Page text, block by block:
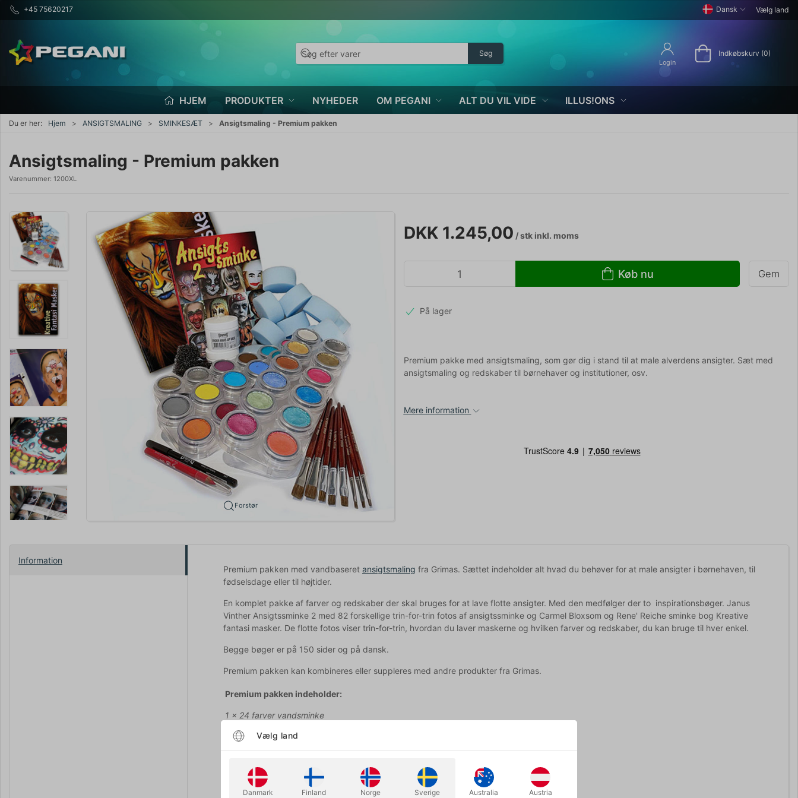
+45 75620217 Dansk Vælg land
Søg
Login
Indkøbskurv (0)
HJEM PRODUKTER NYHEDER OM PEGANI ALT DU VIL VIDE ILLUS!ONS
Du er her: Hjem ANSIGTSMALING SMINKESÆT Ansigtsmaling - Premium pakken
Ansigtsmaling - Premium pakken
Varenummer: 1200XL
Forstør
DKK 1.245,00 / stkinkl. moms
Køb nu Gem
På lager
Premium pakke med ansigtsmaling, som gør dig i stand til at male alverdens ansigter. Sæt med
ansigtsmaling og redskaber til børnehaver og institutioner, osv.
Mere information
Information
Premium pakken med vandbaseret ansigtsmaling fra Grimas. Sættet indeholder alt hvad du behøver for at male ansigter i børnehaven, til
fødselsdage eller til højtider.
En komplet pakke af farver og redskaber der skal bruges for at lave flotte ansigter. Med den medfølger der to inspirationsbøger. Janus
Vinther Ansigtssminke 2 med 82 forskellige trin-for-trin fotos af ansigtssminke og Carmel Bloxsom og Rene' Reiche sminke bog Kreative
fantasi masker. De flotte fotos viser trin-for-trin, hvordan du laver maskerne og hvilken farver og redskaber, du kan bruge til hver enkel.
Begge bøger er på 150 sider og på dansk.
Premium pakken kan kombineres eller suppleres med andre produkter fra Grimas.
Premium pakken indeholder:
1 x 24 farver vandsminke
1 x 12 farver pearl vandsminke
2 x str. 4 pensel
Vælg land
Danmark Finland Norge Sverige Australia Austria